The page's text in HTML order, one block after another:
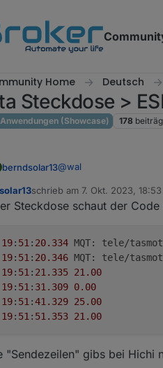
Home Deutsch
Steckdose >
(Showcase) 178
berndsolar13@wal
restart gemacht, meist
schrieb am 7. Okt. 2023, 18:53
zuletzt editiert von
Steckdose schaut der Code
19: 51 : 20.334 MQT: tele/
19: 51 : 20.346 MQT: tele/
19: 51 : 21.335 21.00
19: 51 : 31.309 0.00
19: 51 :41.329 25.00
19: 51 : 51.353 21.00
"Sendezeilen" gibs bei Hichi